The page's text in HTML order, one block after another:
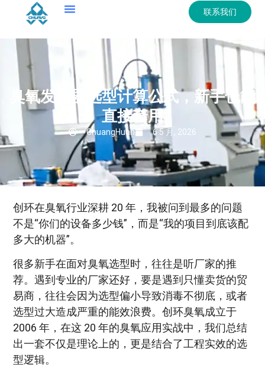
联系我们
臭氧发生器选型计算公式，新手也能
直接套用
ChuangHuan 6 5 月, 2026
创环在臭氧行业深耕 20 年，我被问到最多的问题
不是“你们的设备多少钱”，而是“我的项目到底该配
多大的机器”。
很多新手在面对臭氧选型时，往往是听厂家的推
荐。遇到专业的厂家还好，要是遇到只懂卖货的贸
易商，往往会因为选型偏小导致消毒不彻底，或者
选型过大造成严重的能效浪费。创环臭氧成立于
2006 年，在这 20 年的臭氧应用实战中，我们总结
出一套不仅是理论上的，更是结合了工程实效的选
型逻辑。